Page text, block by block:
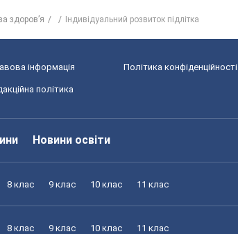
здоров’я Індивідуальний розвиток підлітка
інформація Політика конфіденційності
політика
Новини освіти
8 клас 9 клас 10 клас 11 клас
8 клас 9 клас 10 клас 11 клас